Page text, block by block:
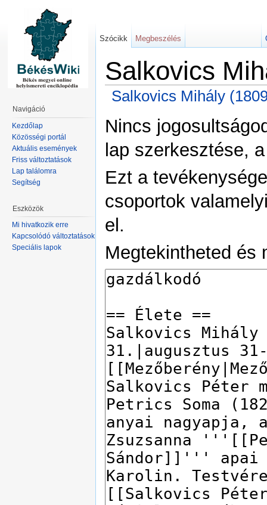
Salkovics
Salkovics Mihály
Nincs
lap szerkesztése,
Ezt a
csoportok
el.
Megtekintheted és
Szócikk Megbeszélés
Navigáció
Kezdőlap
Közösségi portál
Aktuális események
Friss változtatások
Lap találomra
Segítség
Eszközök
Mi hivatkozik erre
Kapcsolódó változtatások
Speciális lapok